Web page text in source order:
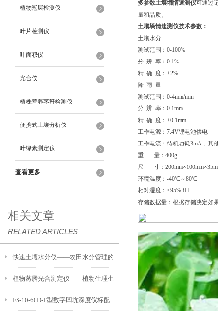
植物冠层检测仪
叶片检测仪
叶面积仪
光合仪
植株营养茎秆检测仪
便携式土壤分析仪
叶绿素测定仪
查看更多
相关文章
RELATED ARTICLES
快速土壤水分仪——农田水分管理的
便携式检测工具
植物蒸腾光合测定仪——植物生理生
态的实时监测设备
FS-10-60D-F型数字凹坑深度仪标配
多参数土壤墒情速测仪可通过
量和品质。
土壤墒情速测仪技术参数：
土壤水分
测试范围：0-100%
分 辨 率：0.1%
精 确 度：±2%
降 雨 量
测试范围：0-4mm/min
分 辨 率：0.1mm
精 确 度：±0.1mm
工作电源：7.4V锂电池供电
工作电流：待机功耗3mA，其
重 量：400g
尺 寸：
环境温度：-40℃～80℃
相对湿度：≤95%RH
存储数据量：根据存储决定如